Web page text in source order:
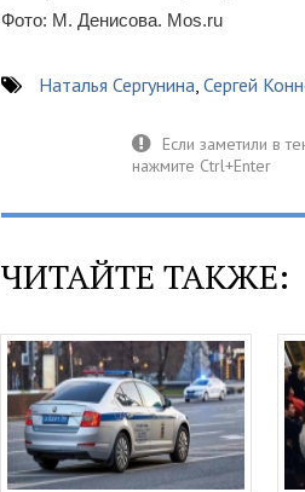
Фото: М. Денисова. Mos.ru
Наталья Сергунина, Сергей
ЧИТАЙТЕ ТАКЖЕ: